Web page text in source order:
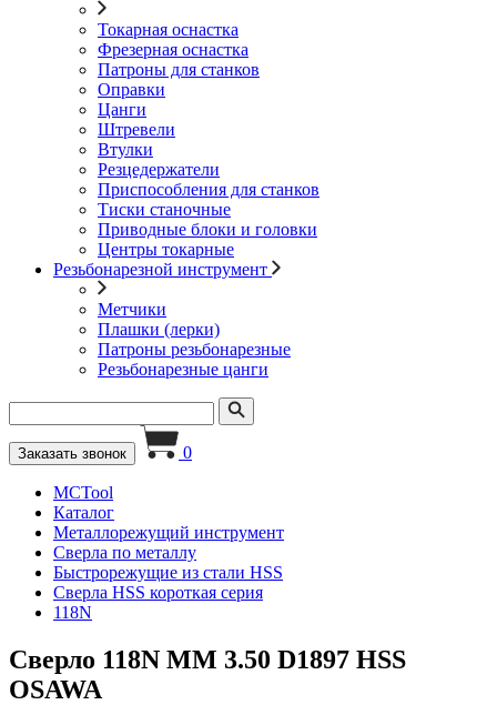
Токарная оснастка
Фрезерная оснастка
Патроны для станков
Оправки
Цанги
Штревели
Втулки
Резцедержатели
Приспособления для станков
Тиски станочные
Приводные блоки и головки
Центры токарные
Резьбонарезной инструмент
Метчики
Плашки (лерки)
Патроны резьбонарезные
Резьбонарезные цанги
Заказать звонок 0
MCTool
Каталог
Металлорежущий инструмент
Сверла по металлу
Быстрорежущие из стали HSS
Сверла HSS короткая серия
118N
Сверло 118N MM 3.50 D1897 HSS
OSAWA